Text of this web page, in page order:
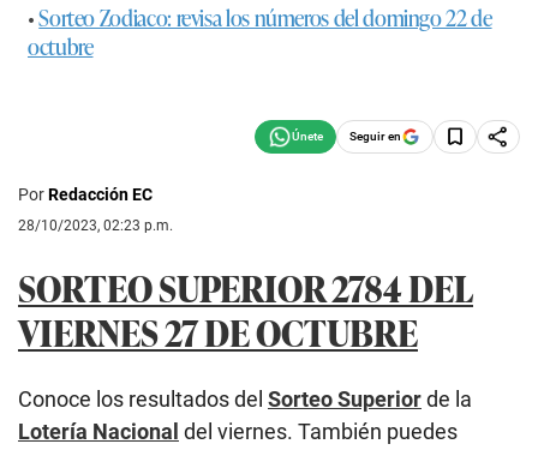
•Sorteo Zodiaco: revisa los números del domingo 22 de
octubre
Seguir en
PorRedacción EC
28/10/2023, 02:23 p.m.
SORTEO SUPERIOR 2784 DEL
VIERNES 27 DE OCTUBRE
Conoce los resultados del Sorteo Superiorde la
Lotería Nacional del viernes. También puedes